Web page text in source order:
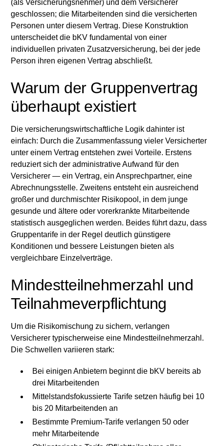
(als Versicherungsnehmer) und dem Versicherer
geschlossen; die Mitarbeitenden sind die versicherten
Personen unter diesem Vertrag. Diese Konstruktion
unterscheidet die bKV fundamental von einer
individuellen privaten Zusatzversicherung, bei der jede
Person ihren eigenen Vertrag abschließt.
Warum der Gruppenvertrag
überhaupt existiert
Die versicherungswirtschaftliche Logik dahinter ist
einfach: Durch die Zusammenfassung vieler Versicherter
unter einem Vertrag entstehen zwei Vorteile. Erstens
reduziert sich der administrative Aufwand für den
Versicherer — ein Vertrag, ein Ansprechpartner, eine
Abrechnungsstelle. Zweitens entsteht ein ausreichend
großer und durchmischter Risikopool, in dem junge
gesunde und ältere oder vorerkrankte Mitarbeitende
statistisch ausgeglichen werden. Beides führt dazu, dass
Gruppentarife in der Regel deutlich günstigere
Konditionen und bessere Leistungen bieten als
vergleichbare Einzelverträge.
Mindestteilnehmerzahl und
Teilnahmeverpflichtung
Um die Risikomischung zu sichern, verlangen
Versicherer typischerweise eine Mindestteilnehmerzahl.
Die Schwellen variieren stark:
Bei einigen Anbietern beginnt die bKV bereits ab
drei Mitarbeitenden
Mittelstandsfokussierte Tarife setzen häufig bei 10
bis 20 Mitarbeitenden an
Bestimmte Premium-Tarife verlangen 50 oder
mehr Mitarbeitende
Heading 6